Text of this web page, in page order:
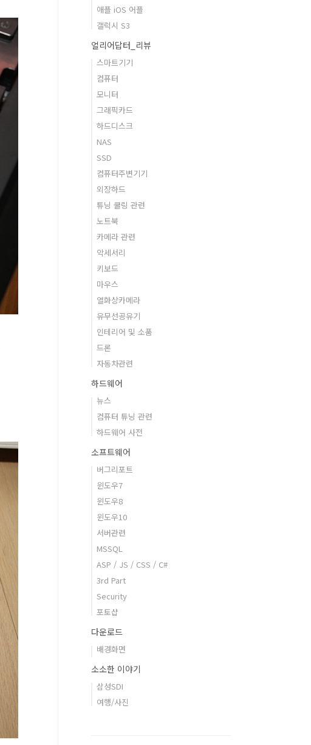
애플 iOS 어플
갤럭시 S3
얼리어답터_리뷰
스마트기기
컴퓨터
모니터
그래픽카드
하드디스크
NAS
SSD
컴퓨터주변기기
외장하드
튜닝 쿨링 관련
노트북
카메라 관련
악세서리
키보드
마우스
열화상카메라
유무선공유기
인테리어 및 소품
드론
자동차관련
하드웨어
뉴스
컴퓨터 튜닝 관련
하드웨어 사전
소프트웨어
버그리포트
윈도우7
윈도우8
윈도우10
서버관련
MSSQL
ASP / JS / CSS / C#
3rd Part
Security
포토샵
다운로드
배경화면
소소한 이야기
삼성SDI
여행/사진